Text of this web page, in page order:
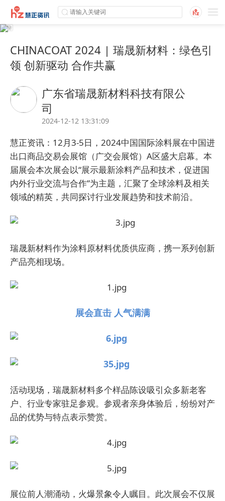
CHINACOAT 2024 | 瑞晟新材料：绿色引
领 创新驱动 合作共赢
广东省瑞晟新材料科技有限公
司
2024-12-12 13:31:09
慧正资讯： 12月3-5日， 2024中国国际涂料展在中国进
出口商品交易会展馆（广交会展馆）A区盛大启幕。 本
届展会本次展会以“展示最新涂料产品和技术，促进国
内外行业交流与合作”为主题 ，汇聚了全球涂料及相关
领域的精英，共同探讨行业发展趋势和技术前沿。
瑞晟新材料作为涂料原材料优质供应商，携一系列创新
产品亮相现场。
展会直击 人气满满
活动现场，瑞晟新材料多个样品陈设吸引众多新老客
户、行业专家驻足参观。参观者亲身体验后，纷纷对产
品的优势与特点表示赞赏。
展位前人潮涌动，火爆景象令人瞩目。此次展会不仅展